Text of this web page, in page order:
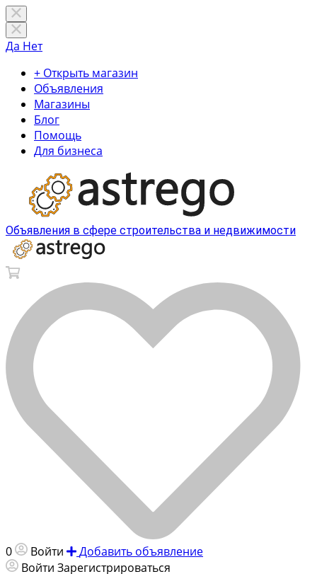
Да Нет
+ Открыть магазин
Объявления
Магазины
Блог
Помощь
Для бизнеса
Объявления в сфере строительства и недвижимости
0 Войти
Добавить объявление
Войти Зарегистрироваться